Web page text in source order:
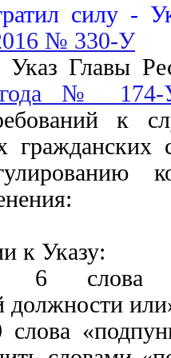
силу -
№ 330-У
Указ Главы
года № 174-
к
к Указу:
6 слова
должности
слова